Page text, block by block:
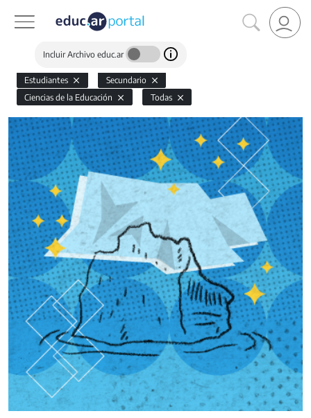
Incluir Archivo educ.ar
Estudiantes
Secundario
Ciencias de la Educación
Todas